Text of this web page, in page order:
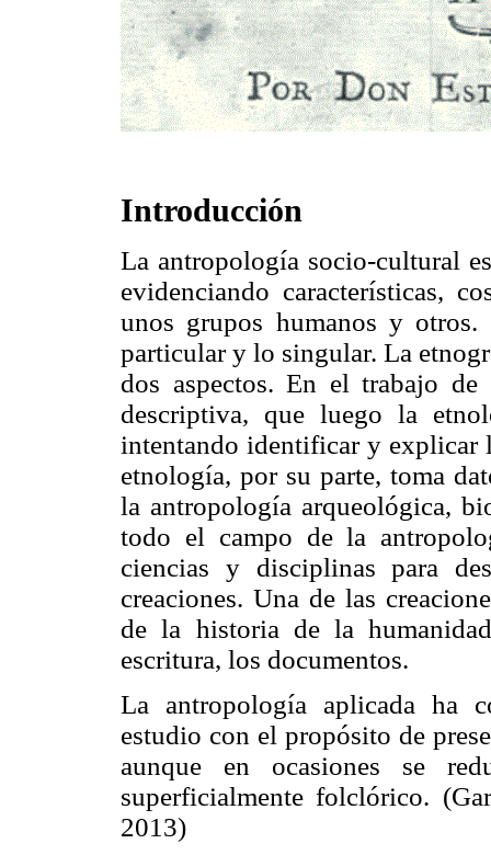
Introducción
La antropología socio-cultural
evidenciando características,
unos grupos humanos y
particular y lo singular. La
dos aspectos. En el trabajo
descriptiva, que luego la
intentando identificar y explicar
etnología, por su parte, toma
la antropología arqueológica,
todo el campo de la
ciencias y disciplinas para
creaciones. Una de las
de la historia de la
escritura, los documentos.
La antropología aplicada ha
estudio con el propósito de
aunque en ocasiones se
superficialmente folclórico.
2013)